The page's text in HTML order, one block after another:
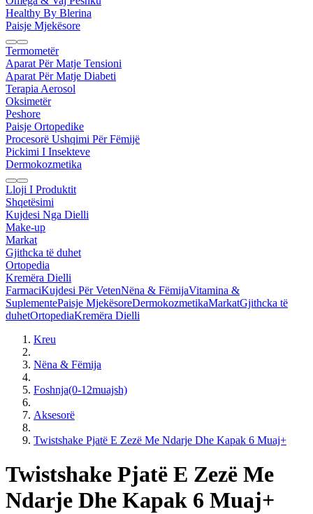
Healthy By Blerina
Paisje Mjekësore
Termometër
Aparat Për Matje Tensioni
Aparat Për Matje Diabeti
Terapia Aerosol
Oksimetër
Peshore
Paisje Ortopedike
Procesorë Ushqimi Për Fëmijë
Pickimi I Insekteve
Dermokozmetika
Lloji I Produktit
Shqetësimi
Kujdesi Nga Dielli
Make-up
Markat
Gjithcka të duhet
Ortopedia
Kremëra Dielli
FarmaciKujdesi Për VetenNëna & FëmijaVitamina &
SuplementePaisje MjekësoreDermokozmetikaMarkatGjithcka të
duhetOrtopediaKremëra Dielli
Kreu
Nëna & Fëmija
Foshnja(0-12muajsh)
Aksesorë
Twistshake Pjatë E Zezë Me Ndarje Dhe Kapak 6 Muaj+
Twistshake Pjatë E Zezë Me
Ndarje Dhe Kapak 6 Muaj+